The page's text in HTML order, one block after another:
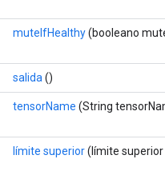
muteIfHealthy(booleano
salida ()
tensorName (String
límite superior(límite